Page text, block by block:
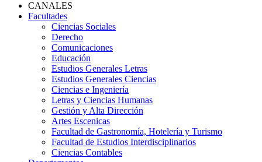
CANALES
Facultades
Ciencias Sociales
Derecho
Comunicaciones
Educación
Estudios Generales Letras
Estudios Generales Ciencias
Ciencias e Ingeniería
Letras y Ciencias Humanas
Gestión y Alta Dirección
Artes Escenicas
Facultad de Gastronomía, Hotelería y Turismo
Facultad de Estudios Interdisciplinarios
Ciencias Contables